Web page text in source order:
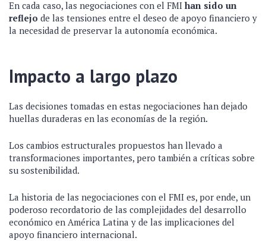
En cada caso, las negociaciones con el FMI han sido un
reflejo de las tensiones entre el deseo de apoyo financiero y
la necesidad de preservar la autonomía económica.
Impacto a largo plazo
Las decisiones tomadas en estas negociaciones han dejado
huellas duraderas en las economías de la región.
Los cambios estructurales propuestos han llevado a
transformaciones importantes, pero también a críticas sobre
su sostenibilidad.
La historia de las negociaciones con el FMI es, por ende, un
poderoso recordatorio de las complejidades del desarrollo
económico en América Latina y de las implicaciones del
apoyo financiero internacional.